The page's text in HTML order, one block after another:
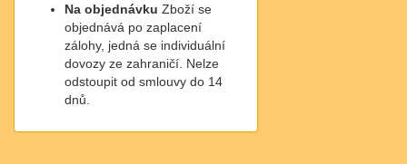
Na objednávku Zboží se
objednává po zaplacení
zálohy, jedná se individuální
dovozy ze zahraničí. Nelze
odstoupit od smlouvy do 14
dnů.